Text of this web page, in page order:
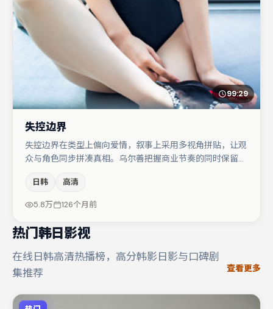
99:29
失控边界
失控边界在类型上偏向爱情，叙事上采用多视角拼贴，让观
众与角色同步拼凑真相。乌尔善把握商业节奏的同时保留人
担叙事驱动，段奕宏、王千源分别提供反差与喜剧/悬疑调
剂（视场次而定）。整体完成度较高，适合周末一口气追
日韩 高清
5.8万 126个月前
热门韩日影视
在线日韩高清热播榜，高分韩影日影与口碑剧
集推荐
查看更多